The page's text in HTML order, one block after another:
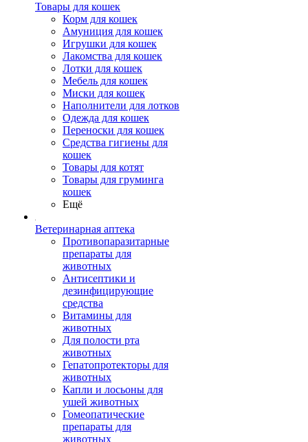
Товары для кошек
Корм для кошек
Амуниция для кошек
Игрушки для кошек
Лакомства для кошек
Лотки для кошек
Мебель для кошек
Миски для кошек
Наполнители для лотков
Одежда для кошек
Переноски для кошек
Средства гигиены для
кошек
Товары для котят
Товары для груминга
кошек
Ещё
Ветеринарная аптека
Противопаразитарные
препараты для
животных
Антисептики и
дезинфицирующие
средства
Витамины для
животных
Для полости рта
животных
Гепатопротекторы для
животных
Капли и лосьоны для
ушей животных
Гомеопатические
препараты для
животных